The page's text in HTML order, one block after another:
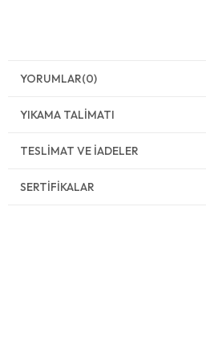
YORUMLAR(0)
YIKAMA TALIMATI
TESLIMAT VE İADELER
SERTIFIKALAR